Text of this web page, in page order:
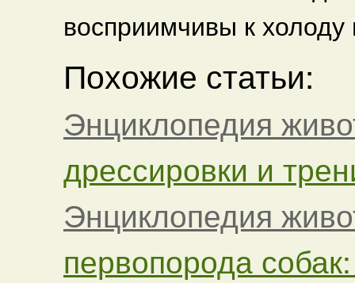
восприимчивы к
Похожие статьи:
Энциклопедия
дрессировки и
Энциклопедия
первопорода